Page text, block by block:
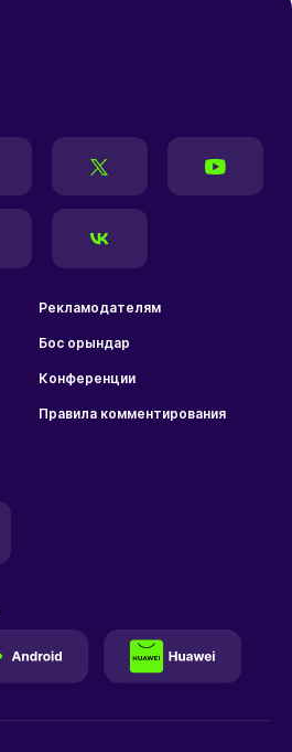
Рекламодателям
Бос орындар
Конференции
Правила комментирования